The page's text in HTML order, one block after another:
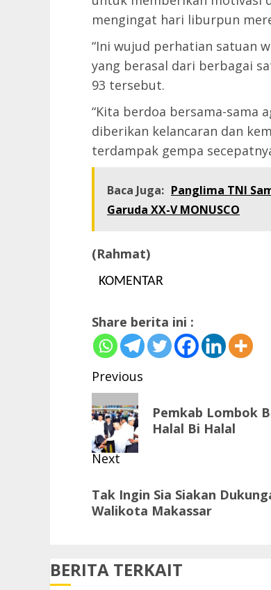
mengingat hari liburpun
“Ini wujud perhatian satuan
yang berasal dari berbagai
93 tersebut.
“Kita berdoa bersama-sama
diberikan kelancaran dan
terdampak gempa
Baca Juga: Panglima TNI
Garuda XX-V MONUSCO
(Rahmat)
KOMENTAR
Share berita ini :
Post
navigation
Previous
Previous
post:
Pemkab Lombok
Halal Bi Halal
Next
post:
Tak Ingin Sia Siakan
Walikota Makassar
BERITA TERKAIT